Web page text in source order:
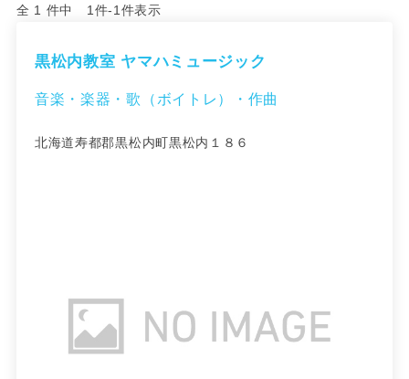
全 1 件中 1件-1件表示
黒松内教室 ヤマハミュージック
音楽・楽器・歌（ボイトレ）・作曲
北海道寿都郡黒松内町黒松内１８６